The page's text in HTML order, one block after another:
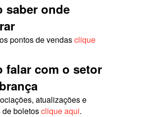
saber onde
pontos de vendasclique
falar com o setor
atualizações e
boletosclique aqui.